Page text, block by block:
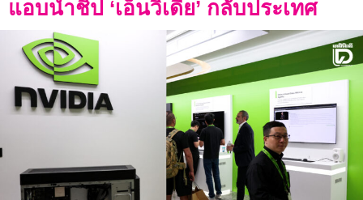
แอบนำชิป ‘เอ็นวิเดีย’ กลับประเทศ